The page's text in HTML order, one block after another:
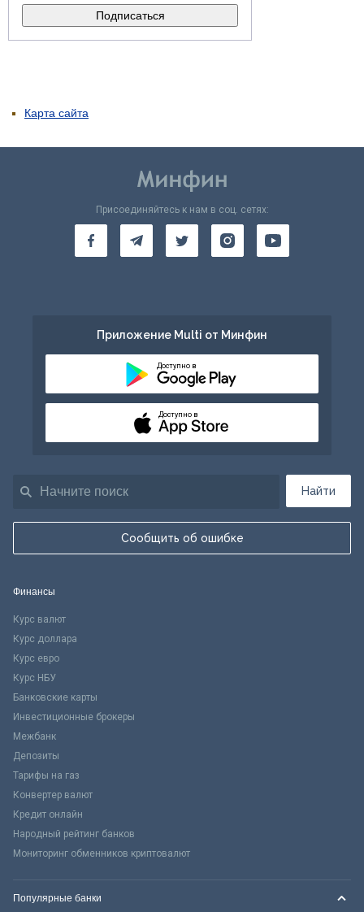
Карта сайта
Найти
Сообщить об ошибке
Присоединяйтесь к нам в соц. сетях:
Приложение Multi от Минфин
Доступно в
Доступно в
Финансы
Курс валют
Курс доллара
Курс евро
Курс НБУ
Банковские карты
Инвестиционные брокеры
Межбанк
Депозиты
Тарифы на газ
Конвертер валют
Кредит онлайн
Народный рейтинг банков
Мониторинг обменников криптовалют
Популярные банки